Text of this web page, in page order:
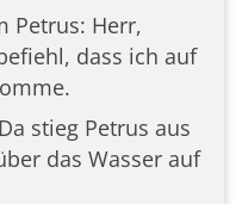
Petrus: Herr,
dass ich auf
stieg Petrus aus
das Wasser auf